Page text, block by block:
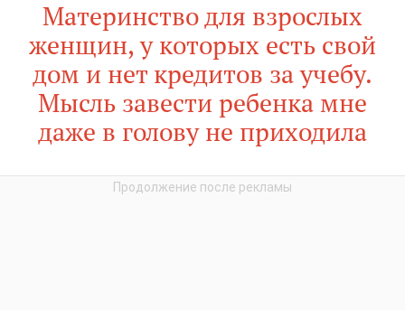
Материнство для взрослых
женщин, у которых есть свой
дом и нет кредитов за учебу.
Мысль завести ребенка мне
даже в голову не приходила